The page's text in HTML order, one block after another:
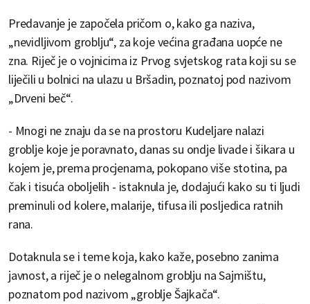
Predavanje je započela pričom o, kako ga naziva,
„nevidljivom groblju“, za koje većina građana uopće ne
zna. Riječ je o vojnicima iz Prvog svjetskog rata koji su se
liječili u bolnici na ulazu u Bršadin, poznatoj pod nazivom
„Drveni beč“.
- Mnogi ne znaju da se na prostoru Kudeljare nalazi
groblje koje je poravnato, danas su ondje livade i šikara u
kojem je, prema procjenama, pokopano više stotina, pa
čak i tisuća oboljelih - istaknula je, dodajući kako su ti ljudi
preminuli od kolere, malarije, tifusa ili posljedica ratnih
rana.
Dotaknula se i teme koja, kako kaže, posebno zanima
javnost, a riječ je o nelegalnom groblju na Sajmištu,
poznatom pod nazivom „groblje Šajkača“.